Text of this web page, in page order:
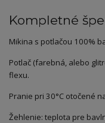
Kompletné
Mikina s potlačou 100%
Potlač (farebná, alebo
flexu.
Pranie pri 30°C otočené
Žehlenie: teplota pre